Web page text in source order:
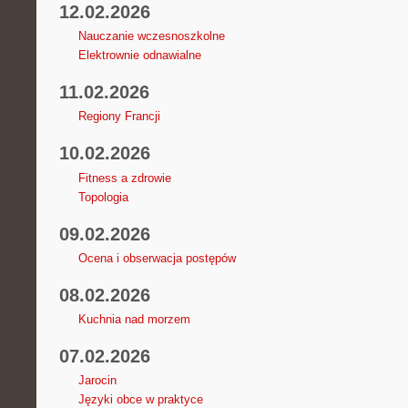
12.02.2026
Nauczanie wczesnoszkolne
Elektrownie odnawialne
11.02.2026
Regiony Francji
10.02.2026
Fitness a zdrowie
Topologia
09.02.2026
Ocena i obserwacja postępów
08.02.2026
Kuchnia nad morzem
07.02.2026
Jarocin
Języki obce w praktyce